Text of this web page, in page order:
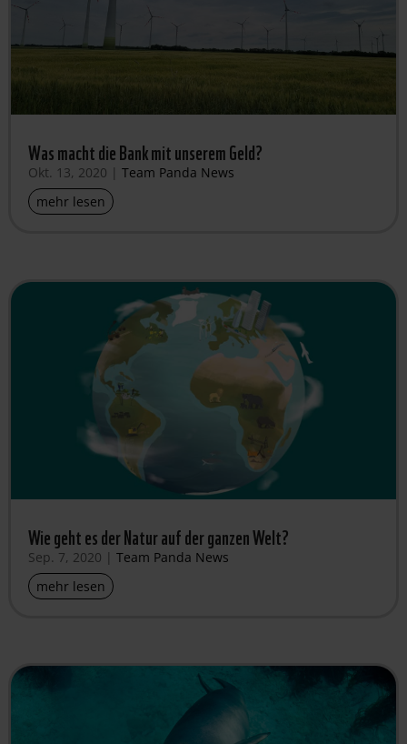
Was macht die Bank mit unserem Geld?
Okt. 13, 2020 | Team Panda News
mehr lesen
Wie geht es der Natur auf der ganzen Welt?
Sep. 7, 2020 | Team Panda News
mehr lesen